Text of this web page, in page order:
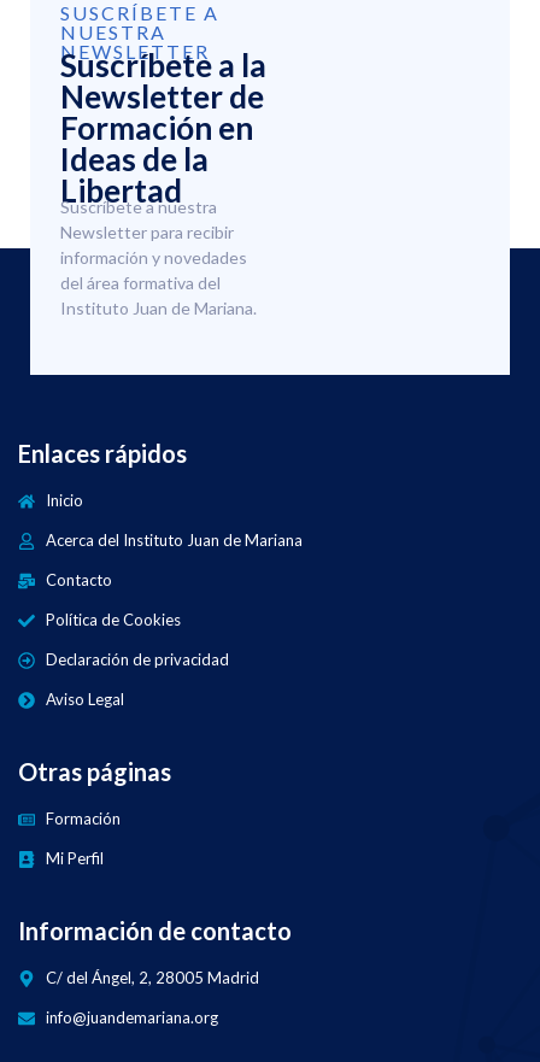
SUSCRÍBETE A
NUESTRA
NEWSLETTER
Suscríbete a la
Newsletter de
Formación en
Ideas de la
Libertad
Suscríbete a nuestra
Newsletter para recibir
información y novedades
del área formativa del
Instituto Juan de Mariana.
Enlaces rápidos
Inicio
Acerca del Instituto Juan de Mariana
Contacto
Política de Cookies
Declaración de privacidad
Aviso Legal
Otras páginas
Formación
Mi Perfil
Información de contacto
C/ del Ángel, 2, 28005 Madrid
info@juandemariana.org